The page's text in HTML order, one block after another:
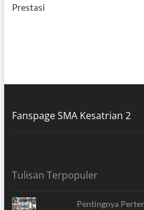
Prestasi
Fanspage SMA Kesatrian 2
Tulisan Terpopuler
Pentingnya